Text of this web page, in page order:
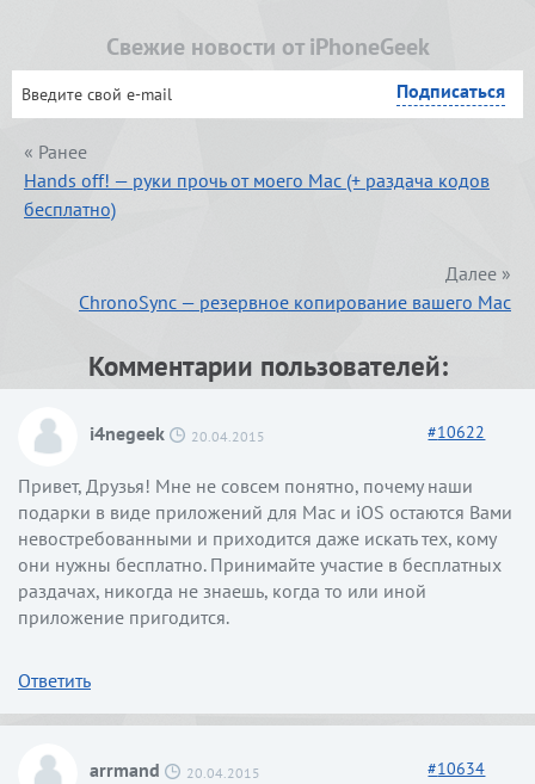
Свежие новости от iPhoneGeek
« Ранее
Hands off! — руки прочь от моего Mac (+ раздача кодов
бесплатно)
Далее »
ChronoSync — резервное копирование вашего Mac
Комментарии пользователей:
i4negeek 20.04.2015 #10622
Привет, Друзья! Мне не совсем понятно, почему наши
подарки в виде приложений для Mac и iOS остаются Вами
невостребованными и приходится даже искать тех, кому
они нужны бесплатно. Принимайте участие в бесплатных
раздачах, никогда не знаешь, когда то или иной
приложение пригодится.
Ответить
arrmand 20.04.2015 #10634